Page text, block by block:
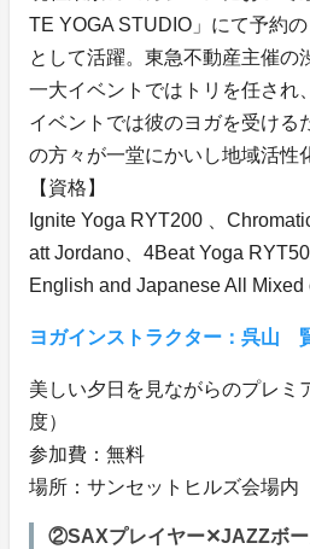
TE YOGA STUDIO」にて予約
として活躍。東急不動産主催の
一大イベントではトリを任され
イベントでは彼のヨガを受ける
の方々が一堂にかいし地域活
【資格】
Ignite Yoga RYT200 、
att Jordano、4Beat Yoga RYT50
English and Japanese All Mixed
ヨガインストラクター：呉山
美しい夕日を見ながらのプレミ
度）
参加費：無料
場所：サンセットヒルズ会場内
②SAXプレイヤー✕JAZZボ